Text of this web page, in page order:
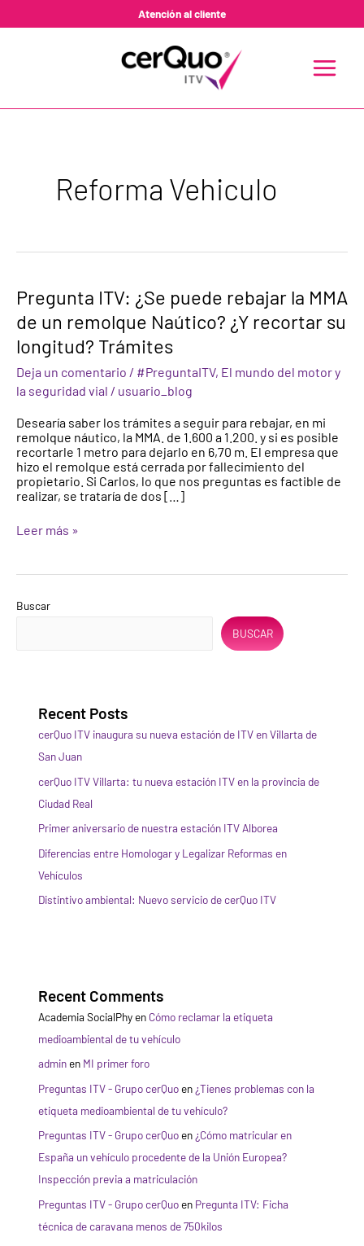
Atención al cliente
MENU
Reforma Vehiculo
Pregunta ITV: ¿Se puede rebajar la MMA
de un remolque Naútico? ¿Y recortar su
longitud? Trámites
Deja un comentario / #PreguntaITV, El mundo del motor y
la seguridad vial / usuario_blog
Desearía saber los trámites a seguir para rebajar, en mi
remolque náutico, la MMA. de 1.600 a 1.200. y si es posible
recortarle 1 metro para dejarlo en 6,70 m. El empresa que
hizo el remolque está cerrada por fallecimiento del
propietario. Si Carlos, lo que nos preguntas es factible de
realizar, se trataría de dos […]
Pregunta
ITV:
¿Se
rebajar
la
MMA
de
remolque
Naútico?
¿Y
recortar
su
longitud?
Leer más »
Buscar
BUSCAR
Recent Posts
cerQuo ITV inaugura su nueva estación de ITV en Villarta de
San Juan
cerQuo ITV Villarta: tu nueva estación ITV en la provincia de
Ciudad Real
Primer aniversario de nuestra estación ITV Alborea
Diferencias entre Homologar y Legalizar Reformas en
Vehículos
Distintivo ambiental: Nuevo servicio de cerQuo ITV
Recent Comments
Academia SocialPhyen Cómo reclamar la etiqueta
medioambiental de tu vehículo
adminen MI primer foro
Preguntas ITV - Grupo cerQuoen ¿Tienes problemas con la
etiqueta medioambiental de tu vehículo?
Preguntas ITV - Grupo cerQuoen ¿Cómo matricular en
España un vehículo procedente de la Unión Europea?
Inspección previa a matriculación
Preguntas ITV - Grupo cerQuoen Pregunta ITV: Ficha
técnica de caravana menos de 750kilos